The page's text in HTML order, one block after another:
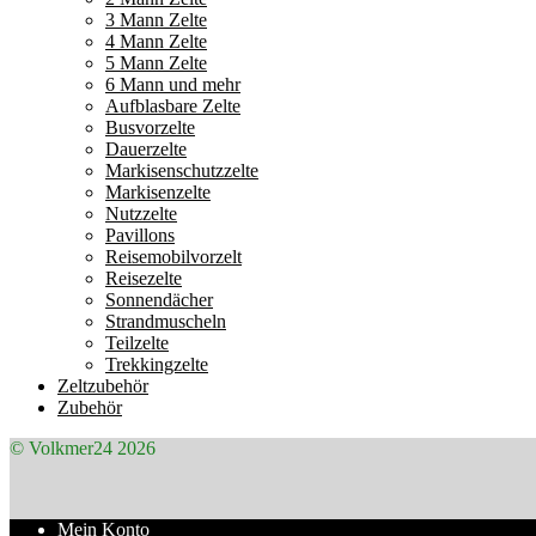
3 Mann Zelte
4 Mann Zelte
5 Mann Zelte
6 Mann und mehr
Aufblasbare Zelte
Busvorzelte
Dauerzelte
Markisenschutzzelte
Markisenzelte
Nutzzelte
Pavillons
Reisemobilvorzelt
Reisezelte
Sonnendächer
Strandmuscheln
Teilzelte
Trekkingzelte
Zeltzubehör
Zubehör
© Volkmer24 2026
Mein Konto